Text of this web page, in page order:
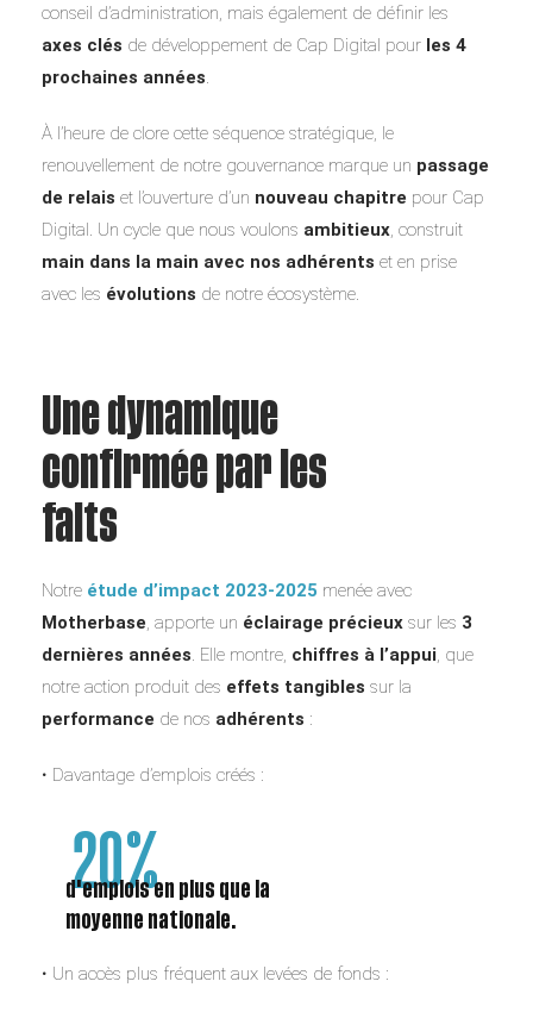
conseil d’administration, mais également de définir les
axes clés de développement de Cap Digital pour les 4
prochaines années
À l’heure de clore cette séquence stratégique, le
renouvellement de notre gouvernance marque un passage
de relais et l’ouverture d’un nouveau chapitre pour Cap
Digital. Un cycle que nous voulons ambitieux , construit
main dans la main avec nos adhérents et en prise
avec les évolutions de notre écosystème.
Une dynamique
confirmée par les
faits
Notre étude d’impact 2023-2025 menée avec
Motherbase , apporte un éclairage précieux sur les 3
dernières années . Elle montre, chiffres à l’appui , que
notre action produit des effets tangibles sur la
performance de nos adhérents :
• Davantage d’emplois créés :
20%
d'emplois en plus que la
moyenne nationale.
• Un accès plus fréquent aux levées de fonds :